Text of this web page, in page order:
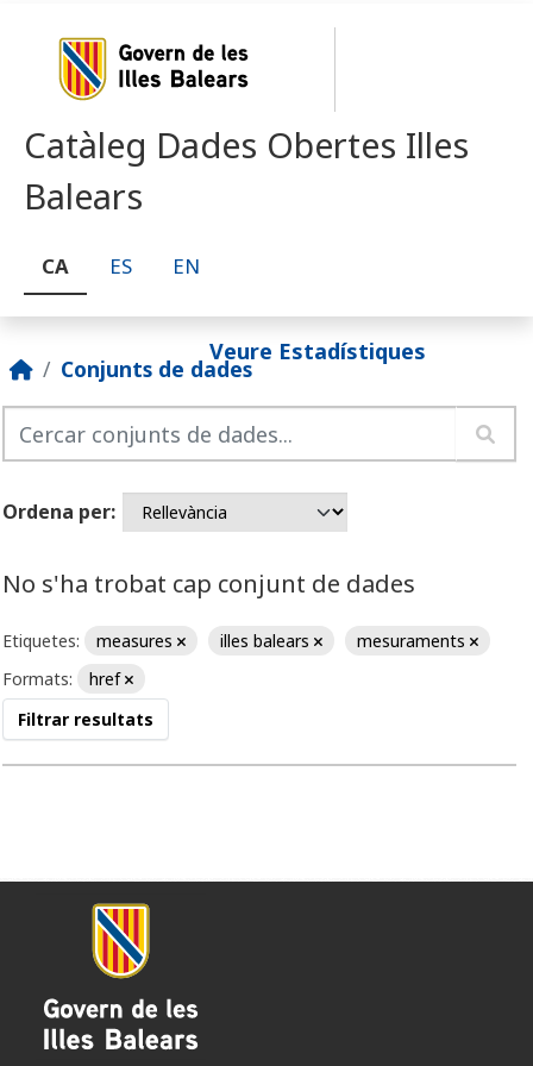
Catàleg Dades Obertes Illes
Balears
CA ES EN
Veure Estadístiques
Conjunts de dades
Ordena per
No s'ha trobat cap conjunt de dades
Etiquetes: measures illes balears
mesuraments
Formats:
href
Filtrar resultats